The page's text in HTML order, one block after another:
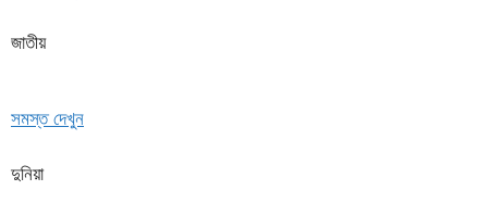
জাতীয়
সমস্ত দেখুন
দুনিয়া